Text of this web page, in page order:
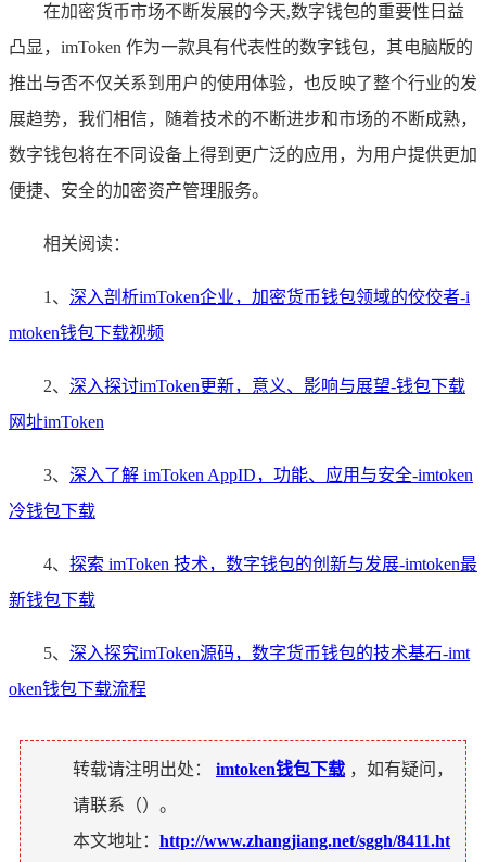
在加密货币市场不断发展的今天,数字钱包的重要性日益
凸显，imToken 作为一款具有代表性的数字钱包，其电脑版的
推出与否不仅关系到用户的使用体验，也反映了整个行业的发
展趋势，我们相信，随着技术的不断进步和市场的不断成熟，
数字钱包将在不同设备上得到更广泛的应用，为用户提供更加
便捷、安全的加密资产管理服务。
相关阅读：
1、 深入剖析imToken企业，加密货币钱包领域的佼佼者-i
mtoken钱包下载视频
2、 深入探讨imToken更新，意义、影响与展望-钱包下载
网址imToken
3、 深入了解 imToken AppID，功能、应用与安全-imtoken
冷钱包下载
4、 探索 imToken 技术，数字钱包的创新与发展-imtoken最
新钱包下载
5、 深入探究imToken源码，数字货币钱包的技术基石-imt
oken钱包下载流程
转载请注明出处： imtoken钱包下载 ，如有疑问，
请联系（）。
本文地址： http://www.zhangjiang.net/sggh/8411.ht